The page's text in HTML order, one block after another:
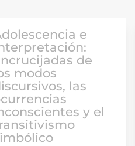
e
de
modos
las
y el